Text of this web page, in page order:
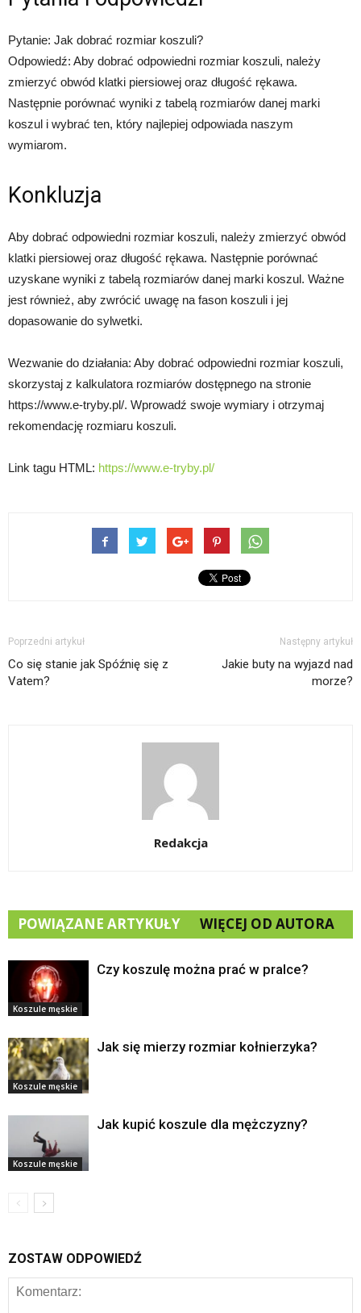
Pytanie: Jak dobrać rozmiar koszuli?
Odpowiedź: Aby dobrać odpowiedni rozmiar koszuli, należy
zmierzyć obwód klatki piersiowej oraz długość rękawa.
Następnie porównać wyniki z tabelą rozmiarów danej marki
koszul i wybrać ten, który najlepiej odpowiada naszym
wymiarom.
Konkluzja
Aby dobrać odpowiedni rozmiar koszuli, należy zmierzyć obwód
klatki piersiowej oraz długość rękawa. Następnie porównać
uzyskane wyniki z tabelą rozmiarów danej marki koszul. Ważne
jest również, aby zwrócić uwagę na fason koszuli i jej
dopasowanie do sylwetki.
Wezwanie do działania: Aby dobrać odpowiedni rozmiar koszuli,
skorzystaj z kalkulatora rozmiarów dostępnego na stronie
https://www.e-tryby.pl/. Wprowadź swoje wymiary i otrzymaj
rekomendację rozmiaru koszuli.
Link tagu HTML: https://www.e-tryby.pl/
Poprzedni artykuł
Co się stanie jak Spóźnię się z
Vatem?
Następny artykuł
Jakie buty na wyjazd nad
morze?
Redakcja
POWIĄZANE ARTYKUŁY WIĘCEJ OD AUTORA
Koszule męskie
Czy koszulę można prać w pralce?
Koszule męskie
Jak się mierzy rozmiar kołnierzyka?
Koszule męskie
Jak kupić koszule dla mężczyzny?
ZOSTAW ODPOWIEDŹ